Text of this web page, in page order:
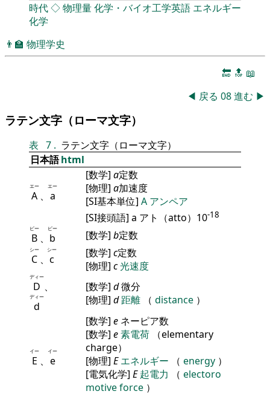
時代◇物理量化学・バイオ工学英語 エネルギー
化学
👨‍🏫 物理学史
🔚 🔝 📖
◀ 戻る 08進む ▶
ラテン文字（ローマ文字）
表 7 . ラテン文字（ローマ文字）
日本語html
A
エー
、 a
エー
[数学] a定数
[物理] a加速度
[SI基本単位] A アンペア
[SI接頭語] a アト（atto）10-18
B
ビー
、 b
ビー
[数学] b定数
C
シー
、 c
シー [数学] c定数
[物理] c光速度
D
ディー
、
d
ディー
[数学] d微分
[物理] d 距離 （ distance ）
E
イー
、 e
イー
[数学] e ネーピア数
[数学] e素電荷
（elementary
charge）
[物理] E エネルギー （ energy ）
[電気化学] E 起電力 （ electoro
motive force ）